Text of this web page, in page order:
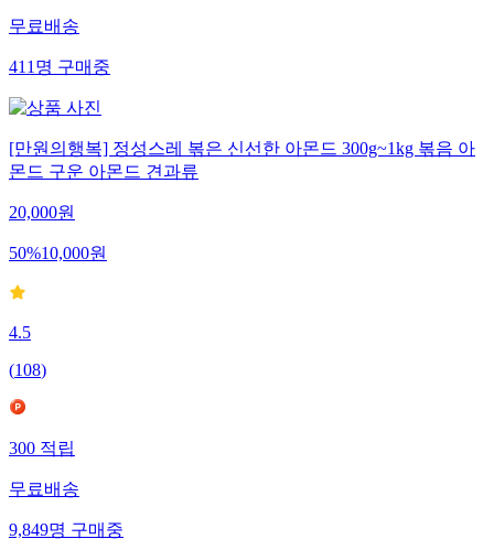
무료배송
411명구매중
[만원의행복] 정성스레 볶은 신선한 아몬드 300g~1kg 볶음 아
몬드 구운 아몬드 견과류
20,000원
50%10,000원
4.5
(108)
300적립
무료배송
9,849명구매중